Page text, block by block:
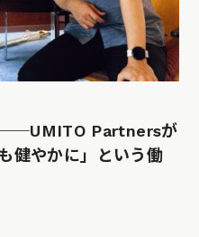
Partnersが
健やかに」という働